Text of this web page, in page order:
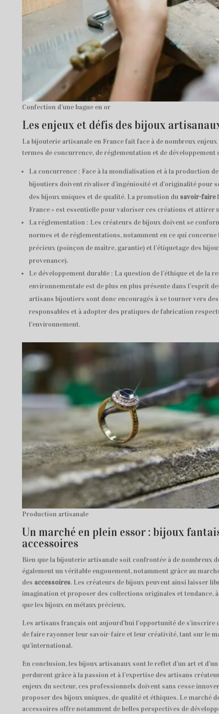
Confection d’une bague en or
Les enjeux et défis des bijoux
La bijouterie artisanale en France fait face à de nombreux
termes de concurrence, de réglementation et de développement
La concurrence : Face à la mondialisation et à la production
bijoutiers doivent rivaliser d’ingéniosité et d’originalité pour
des bijoux uniques et de qualité. La promotion du savoir-faire
France » est essentielle pour valoriser ces créations et attirer
La réglementation : Les créateurs de bijoux doivent se
normes et de réglementations, notamment en ce qui
précieux (poinçon de maître, garantie) et l’étiquetage des
provenance).
Le développement durable : La question de l’éthique et de la
environnementale est de plus en plus présente dans l’esprit
artisans bijoutiers sont donc encouragés à se tourner vers
responsables et à adopter des pratiques de fabrication
l’environnement.
Production artisanale
Un marché en plein essor : bijoux
accessoires
Bien que la bijouterie artisanale soit confrontée à de nombreux
également un véritable engouement, notamment grâce au
des accessoires. Les créateurs de bijoux peuvent ainsi laisser
imagination et proposer des collections originales et tendance,
que les bijoux en métaux précieux.
Les artisans français ont aujourd’hui l’opportunité de s’inscrire
de faire rayonner leur savoir-faire et leur créativité, tant sur le
qu’international.
En conclusion, les bijoux artisanaux sont le reflet d’un art et
perdurent grâce à la passion et à l’expertise des artisans
enjeux du secteur, ces professionnels doivent sans cesse
proposer des bijoux uniques, de qualité et éthiques. Le marché
accessoires offre notamment de belles perspectives de